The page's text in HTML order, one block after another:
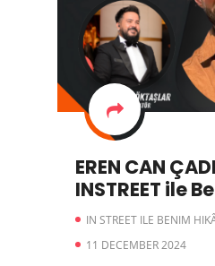
EREN CAN
INSTREET ile
IN STREET ILE BENIM
11 DECEMBER 2024